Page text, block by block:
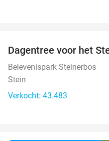
Dagentree voor het
Belevenispark Steinerbos
Stein
Verkocht: 43.483